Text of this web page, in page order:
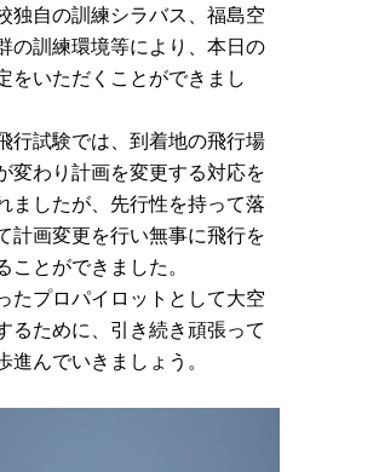
独自の訓練シラバス、福島空
の訓練環境等により、本日の
をいただくことができまし
行試験では、到着地の飛行場
変わり計画を変更する対応を
ましたが、先行性を持って落
計画変更を行い無事に飛行を
ことができました。
たプロパイロットとして大空
るために、引き続き頑張って
進んでいきましょう。